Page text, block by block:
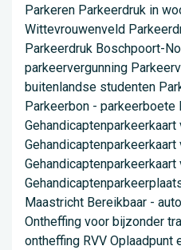
Parkeren Parkeerdruk in
Wittevrouwenveld
Parkeerdruk Boschpoort-
parkeervergunning
buitenlandse studenten
Parkeerbon -
Maastricht Bereikbaar -
Ontheffing voor bijzonder
ontheffing RVV Oplaadpunt